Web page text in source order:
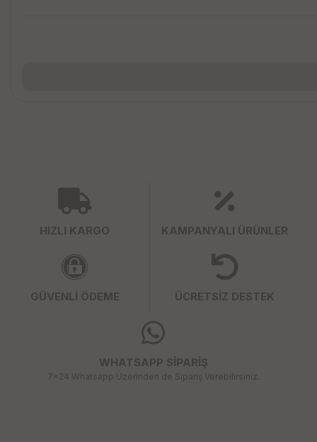
HIZLI KARGO KAMPANYALI ÜRÜNLER
GÜVENLİ ÖDEME ÜCRETSİZ DESTEK
WHATSAPP SİPARİŞ
7x24 Whatsapp Üzerinden de Sipariş Verebilirsiniz.